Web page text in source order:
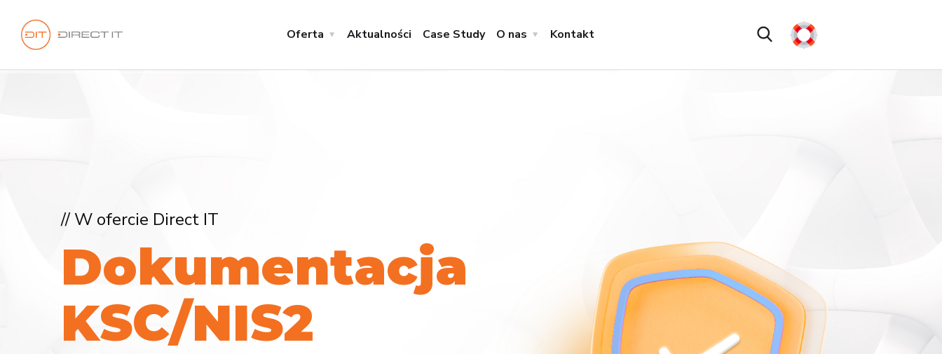
Oferta Aktualności Case Study O nas Kontakt
Dokumentacja
KSC/NIS2
// W ofercie Direct IT